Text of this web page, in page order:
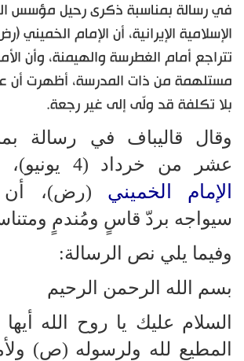
في رسالة بمناسبة ذكرى رحيل مؤسس
الإسلامية الإيرانية، أن الإمام الخميني
تتراجع أمام الغطرسة والهيمنة، وأن
مستلهمة من ذات المدرسة، أظهرت أن
بلا تكلفة قد ولّى إلى غير رجعة.
وقال قاليباف في رسالة
عشر من خرداد (4 يونيو)، ذكرى رحيل
الإمام الخميني (رض)، أن
سيواجه بردّ قاسٍ ومُندمٍ
وفيما يلي نص الرسالة:
بسم الله الرحمن الرحيم
السلام عليك يا روح الله أيها
المطيع لله ولرسوله (ص)